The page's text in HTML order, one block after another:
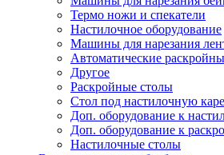
Термо ножи и спекатели
Настилочное оборудование
Машины для нарезания
Автоматические
Другое
Раскройные столы
Стол под настилочную
Доп. оборудование к
Доп. оборудование к
Настилочные столы